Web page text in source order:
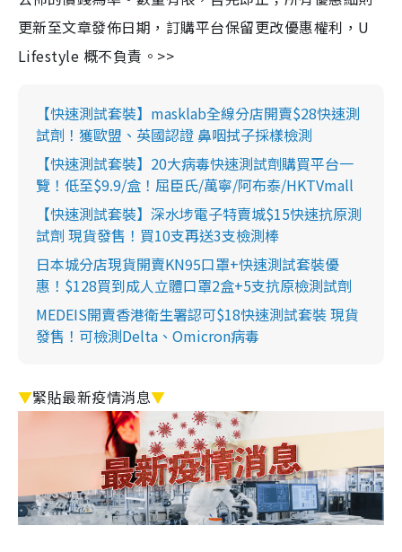
更新至文章發佈日期，訂購平台保留更改優惠權利，U
Lifestyle 概不負責。>>
【快速測試套裝】masklab全線分店開賣$28快速測
試劑！獲歐盟、英國認證 鼻咽拭子採樣檢測
【快速測試套裝】20大病毒快速測試劑購買平台一
覽！低至$9.9/盒！屈臣氏/萬寧/阿布泰/HKTVmall
【快速測試套裝】深水埗電子特賣城$15快速抗原測
試劑 現貨發售！買10支再送3支檢測棒
日本城分店現貨開賣KN95口罩+快速測試套裝優
惠！$128買到成人立體口罩2盒+5支抗原檢測試劑
MEDEIS開賣香港衛生署認可$18快速測試套裝 現貨
發售！可檢測Delta、Omicron病毒
▼緊貼最新疫情消息▼